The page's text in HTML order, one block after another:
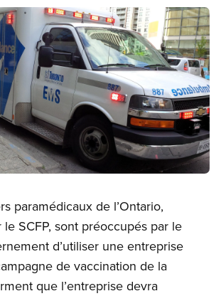
paramédicaux de l’Ontario,
SCFP, sont préoccupés par le
d’utiliser une entreprise
de vaccination de la
que l’entreprise devra